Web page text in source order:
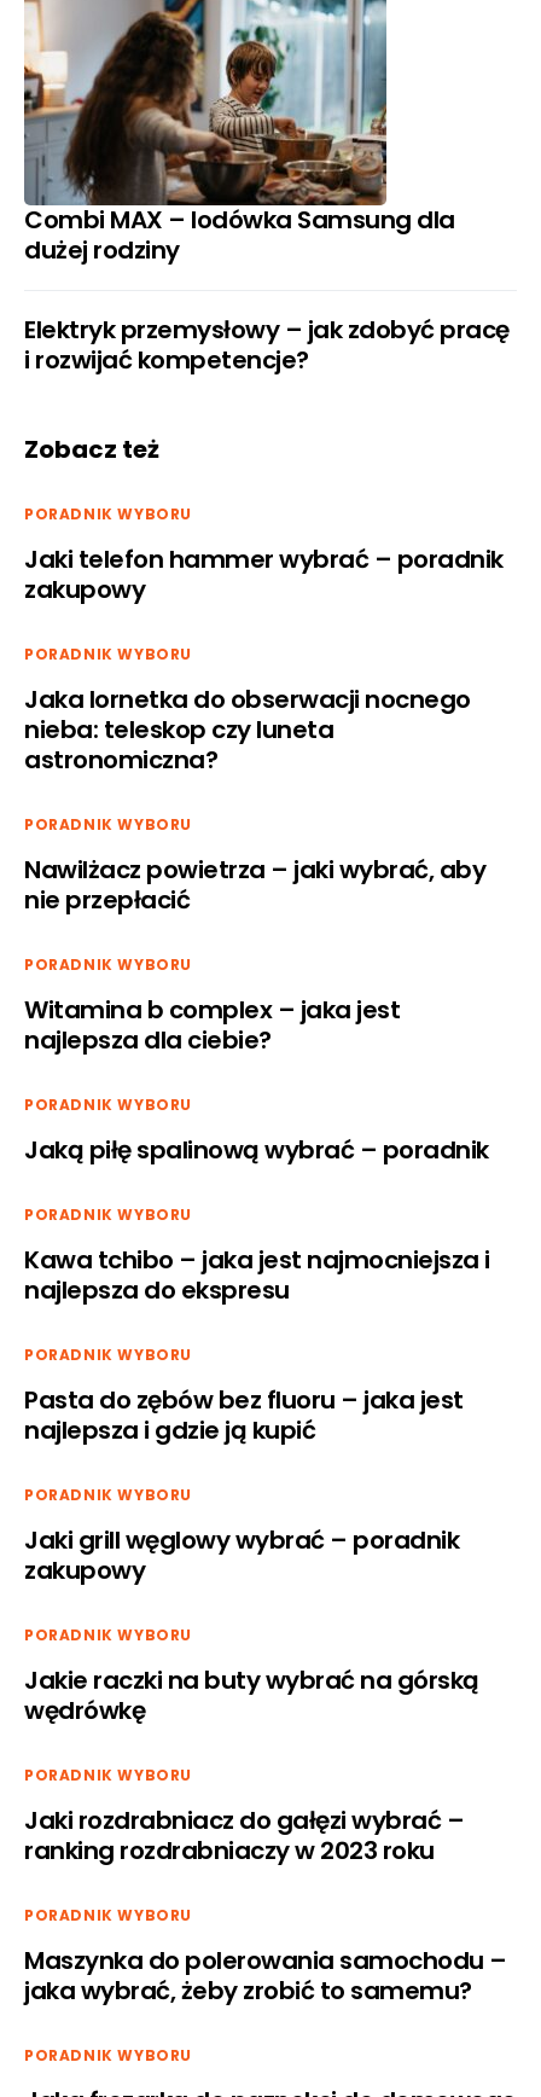
Combi MAX – lodówka Samsung dla
dużej rodziny
Elektryk przemysłowy – jak zdobyć pracę
i rozwijać kompetencje?
Zobacz też
PORADNIK WYBORU
Jaki telefon hammer wybrać – poradnik
zakupowy
PORADNIK WYBORU
Jaka lornetka do obserwacji nocnego
nieba: teleskop czy luneta
astronomiczna?
PORADNIK WYBORU
Nawilżacz powietrza – jaki wybrać, aby
nie przepłacić
PORADNIK WYBORU
Witamina b complex – jaka jest
najlepsza dla ciebie?
PORADNIK WYBORU
Jaką piłę spalinową wybrać – poradnik
PORADNIK WYBORU
Kawa tchibo – jaka jest najmocniejsza i
najlepsza do ekspresu
PORADNIK WYBORU
Pasta do zębów bez fluoru – jaka jest
najlepsza i gdzie ją kupić
PORADNIK WYBORU
Jaki grill węglowy wybrać – poradnik
zakupowy
PORADNIK WYBORU
Jakie raczki na buty wybrać na górską
wędrówkę
PORADNIK WYBORU
Jaki rozdrabniacz do gałęzi wybrać –
ranking rozdrabniaczy w 2023 roku
PORADNIK WYBORU
Maszynka do polerowania samochodu –
jaka wybrać, żeby zrobić to samemu?
PORADNIK WYBORU